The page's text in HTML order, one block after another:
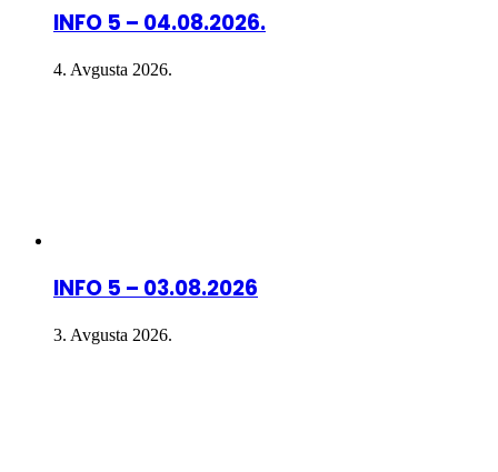
INFO 5 – 04.08.2026.
4. Avgusta 2026.
INFO 5 – 03.08.2026
3. Avgusta 2026.